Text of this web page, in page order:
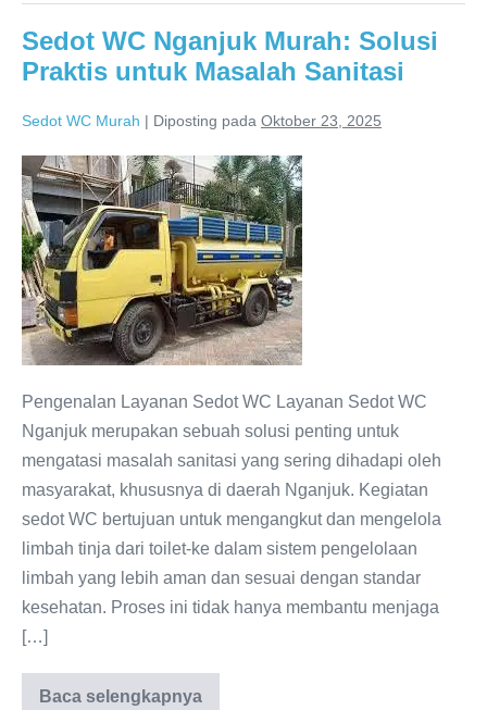
Sedot WC Nganjuk Murah: Solusi
Praktis untuk Masalah Sanitasi
Sedot WC Murah | Diposting pada Oktober 23, 2025
Sedot
WC
Nganjuk
Murah:
Solusi
Praktis
untuk
Sanitasi
Pengenalan Layanan Sedot WC Layanan Sedot WC
Nganjuk merupakan sebuah solusi penting untuk
mengatasi masalah sanitasi yang sering dihadapi oleh
masyarakat, khususnya di daerah Nganjuk. Kegiatan
sedot WC bertujuan untuk mengangkut dan mengelola
limbah tinja dari toilet-ke dalam sistem pengelolaan
limbah yang lebih aman dan sesuai dengan standar
kesehatan. Proses ini tidak hanya membantu menjaga
[…]
Baca selengkapnya
Sedot